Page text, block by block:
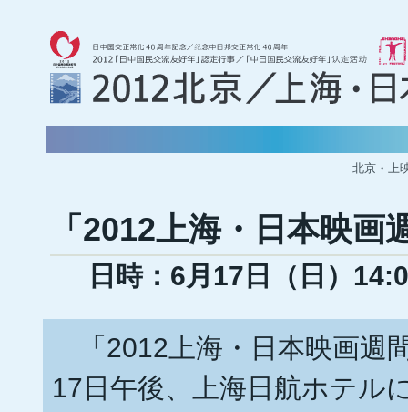
北京・上
「2012上海・日本映画
日時：6月17日（日）
「2012上海・日本映画週
17日午後、上海日航ホテル